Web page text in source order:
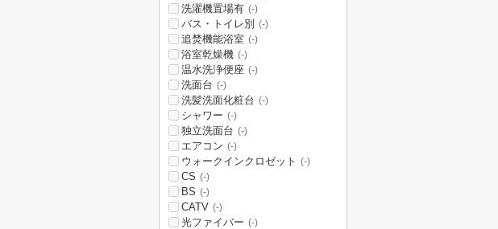
洗濯機置場有 (-)
バス・トイレ別 (-)
追焚機能浴室 (-)
浴室乾燥機 (-)
温水洗浄便座 (-)
洗面台 (-)
洗髪洗面化粧台 (-)
シャワー (-)
独立洗面台 (-)
エアコン (-)
ウォークインクロゼット (-)
CS (-)
BS (-)
CATV (-)
光ファイバー (-)